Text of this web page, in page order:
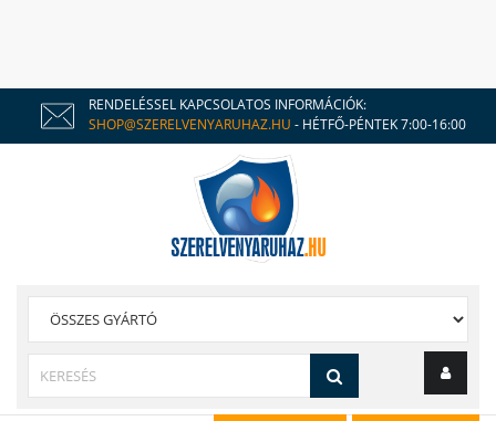
RENDELÉSSEL KAPCSOLATOS INFORMÁCIÓK:
SHOP@SZERELVENYARUHAZ.HU - HÉTFŐ-PÉNTEK 7:00-16:00